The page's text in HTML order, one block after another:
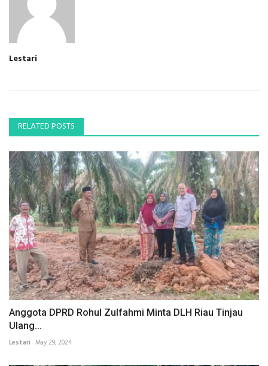
Lestari
RELATED POSTS
Anggota DPRD Rohul Zulfahmi Minta DLH Riau Tinjau
Ulang...
Lestari May 29, 2024